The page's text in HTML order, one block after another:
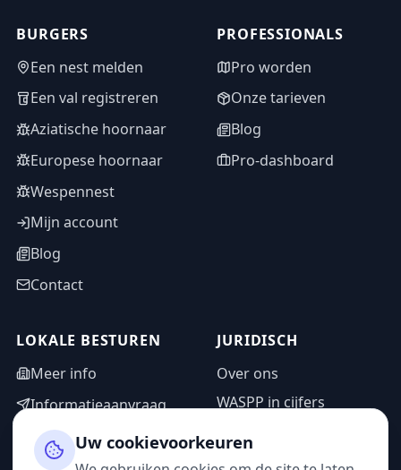
BURGERS
Een nest melden
Een val registreren
Aziatische hoornaar
Europese hoornaar
Wespennest
Mijn account
Blog
Contact
PROFESSIONALS
Pro worden
Onze tarieven
Blog
Pro-dashboard
LOKALE BESTUREN
Meer info
Informatieaanvraag
Adminzone
JURIDISCH
Over ons
WASPP in cijfers
Privacybeleid
Uw cookievoorkeuren